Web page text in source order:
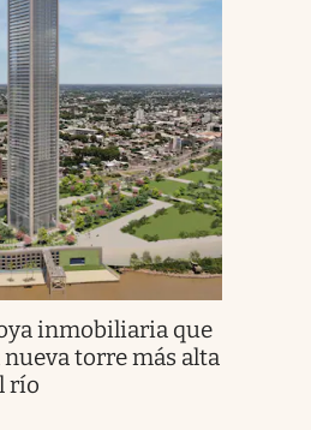
inmobiliaria que
nueva torre más alta
río